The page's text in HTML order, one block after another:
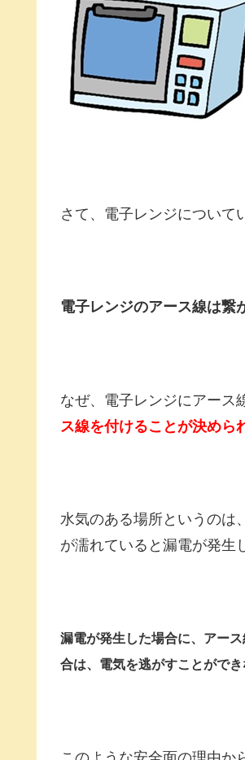
さて、電子レンジについて
電子レンジのアース線は繋
なぜ、電子レンジにアース
ス線を付けることが決めら
水気のある場所というのは
が濡れていると漏電が発生
漏電が発生した場合に、アー
合は、電気を逃がすことがで